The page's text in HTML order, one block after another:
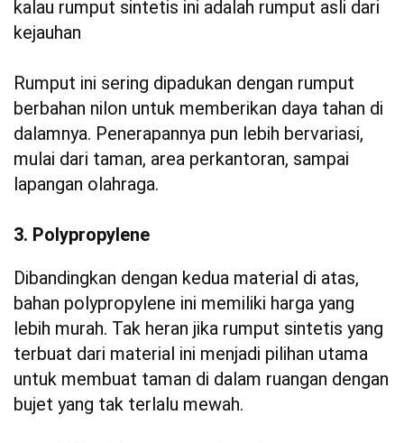
kalau rumput sintetis ini adalah rumput asli dari
kejauhan
Rumput ini sering dipadukan dengan rumput
berbahan nilon untuk memberikan daya tahan di
dalamnya. Penerapannya pun lebih bervariasi,
mulai dari taman, area perkantoran, sampai
lapangan olahraga.
3. Polypropylene
Dibandingkan dengan kedua material di atas,
bahan polypropylene ini memiliki harga yang
lebih murah. Tak heran jika rumput sintetis yang
terbuat dari material ini menjadi pilihan utama
untuk membuat taman di dalam ruangan dengan
bujet yang tak terlalu mewah.